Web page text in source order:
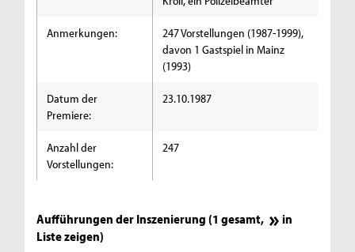
Anmerkungen:
247 Vorstellungen (1987-1999),
davon 1 Gastspiel in Mainz
(1993)
Datum der
Premiere:
23.10.1987
Anzahl der
Vorstellungen:
247
Aufführungen der Inszenierung (1 gesamt,
in
Liste zeigen)